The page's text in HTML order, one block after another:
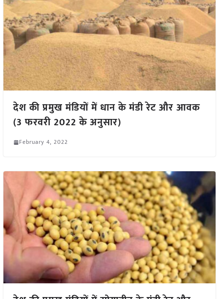
देश की प्रमुख मंडियों में धान के मंडी रेट और आवक
(3 फरवरी 2022 के अनुसार)
February 4, 2022